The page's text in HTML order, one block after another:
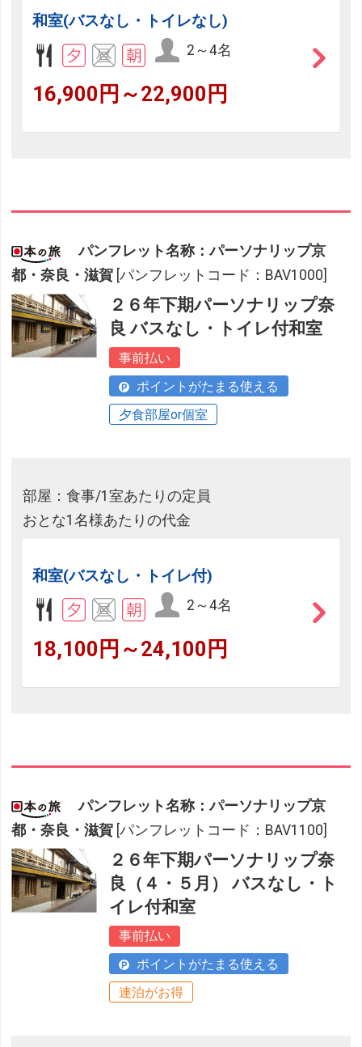
和室(バスなし・トイレなし)
2～4名
16,900円～22,900円
パンフレット名称：パーソナリップ京
都・奈良・滋賀 [パンフレットコード：BAV1000]
２６年下期パーソナリップ奈
良 バスなし・トイレ付和室
事前払い
ポイントがたまる使える
夕食部屋or個室
部屋：食事/1室あたりの定員
おとな1名様あたりの代金
和室(バスなし・トイレ付)
2～4名
18,100円～24,100円
パンフレット名称：パーソナリップ京
都・奈良・滋賀 [パンフレットコード：BAV1100]
２６年下期パーソナリップ奈
良（４・５月） バスなし・ト
イレ付和室
事前払い
ポイントがたまる使える
連泊がお得